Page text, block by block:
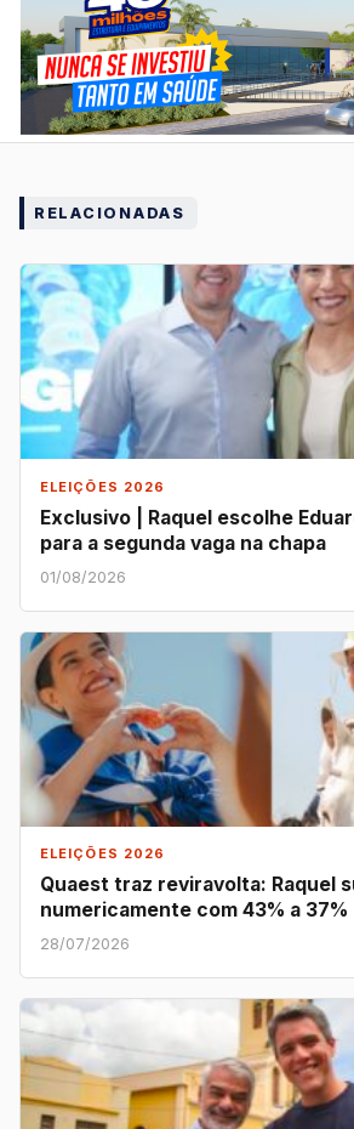
RELACIONADAS
ELEIÇÕES 2026
Exclusivo | Raquel escolhe
para a segunda vaga na chapa
01/08/2026
ELEIÇÕES 2026
Quaest traz reviravolta: Raquel
numericamente com 43% a 37%
28/07/2026